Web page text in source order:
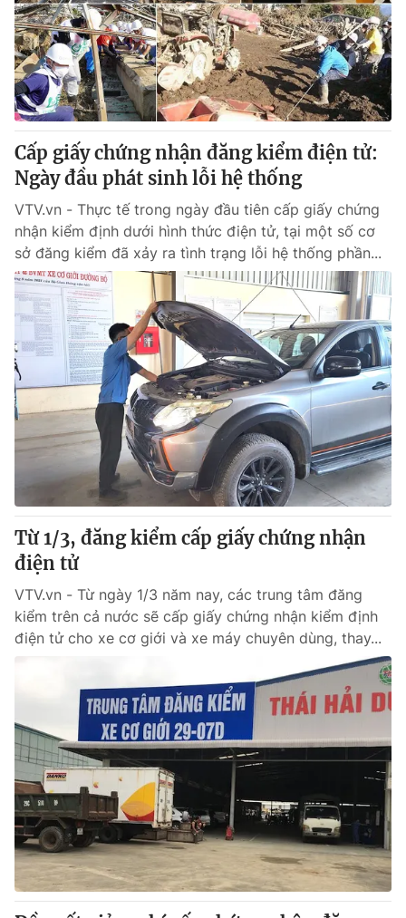
Cấp giấy chứng nhận đăng kiểm điện tử:
Ngày đầu phát sinh lỗi hệ thống
VTV.vn - Thực tế trong ngày đầu tiên cấp giấy chứng
nhận kiểm định dưới hình thức điện tử, tại một số cơ
sở đăng kiểm đã xảy ra tình trạng lỗi hệ thống phần...
Từ 1/3, đăng kiểm cấp giấy chứng nhận
điện tử
VTV.vn - Từ ngày 1/3 năm nay, các trung tâm đăng
kiểm trên cả nước sẽ cấp giấy chứng nhận kiểm định
điện tử cho xe cơ giới và xe máy chuyên dùng, thay...